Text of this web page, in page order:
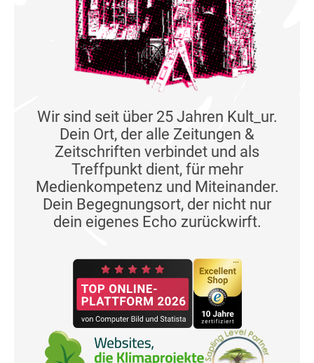
Wir sind seit über 25 Jahren Kult_ur.
Dein Ort, der alle Zeitungen &
Zeitschriften verbindet und als
Treffpunkt dient, für mehr
Medienkompetenz und Miteinander.
Dein Begegnungsort, der nicht nur
dein eigenes Echo zurückwirft.